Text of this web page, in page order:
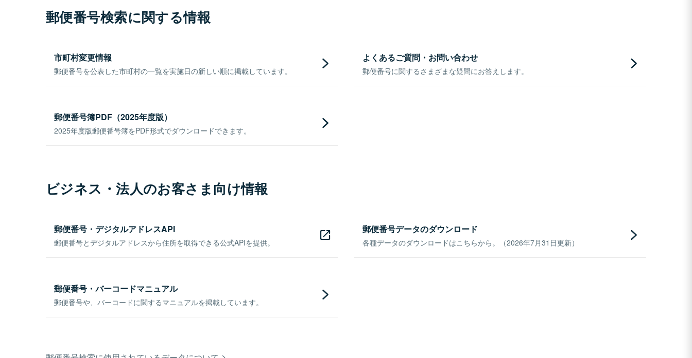
郵便番号検索に関する情報
市町村変更情報
郵便番号を公表した市町村の一覧を実施日の新しい順に掲載しています。
よくあるご質問・お問い合わせ
郵便番号に関するさまざまな疑問にお答えします。
郵便番号簿PDF（2025年度版）
2025年度版郵便番号簿をPDF形式でダウンロードできます。
ビジネス・法人のお客さま向け情報
郵便番号・デジタルアドレスAPI
郵便番号とデジタルアドレスから住所を取得できる公式APIを提供。
郵便番号データのダウンロード
各種データのダウンロードはこちらから。（2026年7月31日更新）
郵便番号・バーコードマニュアル
郵便番号や、バーコードに関するマニュアルを掲載しています。